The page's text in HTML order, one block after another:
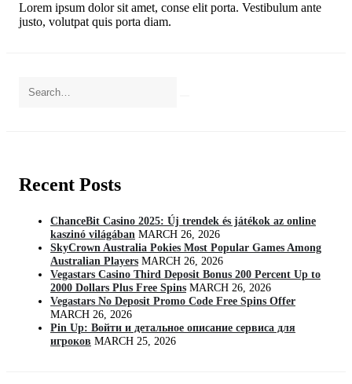
Lorem ipsum dolor sit amet, conse elit porta. Vestibulum ante
justo, volutpat quis porta diam.
Recent Posts
ChanceBit Casino 2025: Új trendek és játékok az online
kaszinó világában MARCH 26, 2026
SkyCrown Australia Pokies Most Popular Games Among
Australian Players MARCH 26, 2026
Vegastars Casino Third Deposit Bonus 200 Percent Up to
2000 Dollars Plus Free Spins MARCH 26, 2026
Vegastars No Deposit Promo Code Free Spins Offer
MARCH 26, 2026
Pin Up: Войти и детальное описание сервиса для
игроков MARCH 25, 2026